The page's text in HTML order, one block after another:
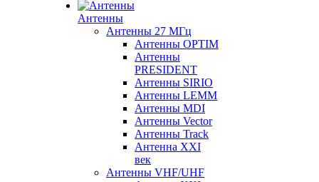
Антенны
Антенны 27 МГц
Антенны OPTIM
Антенны
PRESIDENT
Антенны SIRIO
Антенны LEMM
Антенны MDI
Антенны Vector
Антенны Track
Антенна XXI
век
Антенны VHF/UHF